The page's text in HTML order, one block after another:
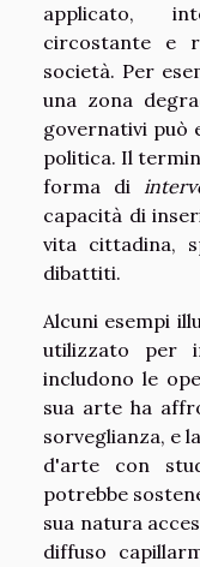
applicato,
circostante e
società. Per
una zona
governativi può
politica. Il
forma di
capacità di
vita cittadina,
dibattiti.
Alcuni esempi
utilizzato per
includono le
sua arte ha
sorveglianza, e
d'arte con
potrebbe
sua natura
diffuso